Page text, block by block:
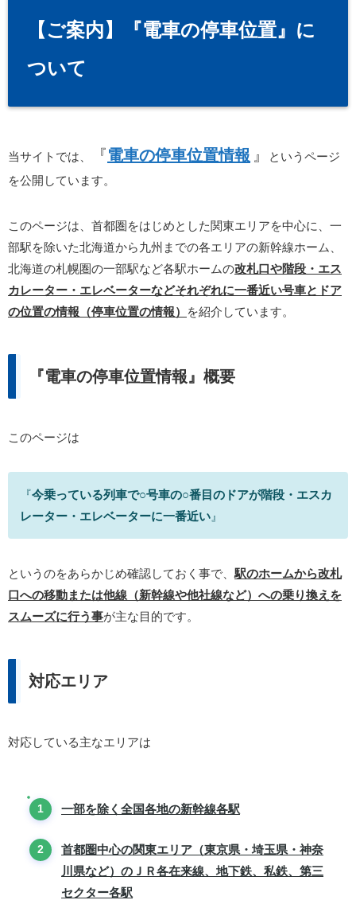
【ご案内】『電車の停車位置』に
ついて
当サイトでは、 『電車の停車位置情報 』
というページ
を公開しています。
このページは、首都圏をはじめとした関東エリアを中心に、一
部駅を除いた北海道から九州までの各エリアの新幹線ホーム、
北海道の札幌圏の一部駅など各駅ホームの改札口や階段・エス
カレーター・エレベーターなどそれぞれに一番近い号車とドア
の位置の情報（停車位置の情報）
を紹介しています。
『電車の停車位置情報』概要
このページは
『今乗っている列車で○号車の○番目のドアが階段・エスカ
レーター・エレベーターに一番近い 』
というのをあらかじめ確認しておく事で、 駅のホームから改札
口への移動または他線（新幹線や他社線など）への乗り換えを
スムーズに行う事が主な目的です。
対応エリア
対応している主なエリアは
一部を除く全国各地の新幹線各駅
首都圏中心の関東エリア（東京県・埼玉県・神奈
川県など）のＪＲ各在来線、地下鉄、私鉄、第三
セクター各駅